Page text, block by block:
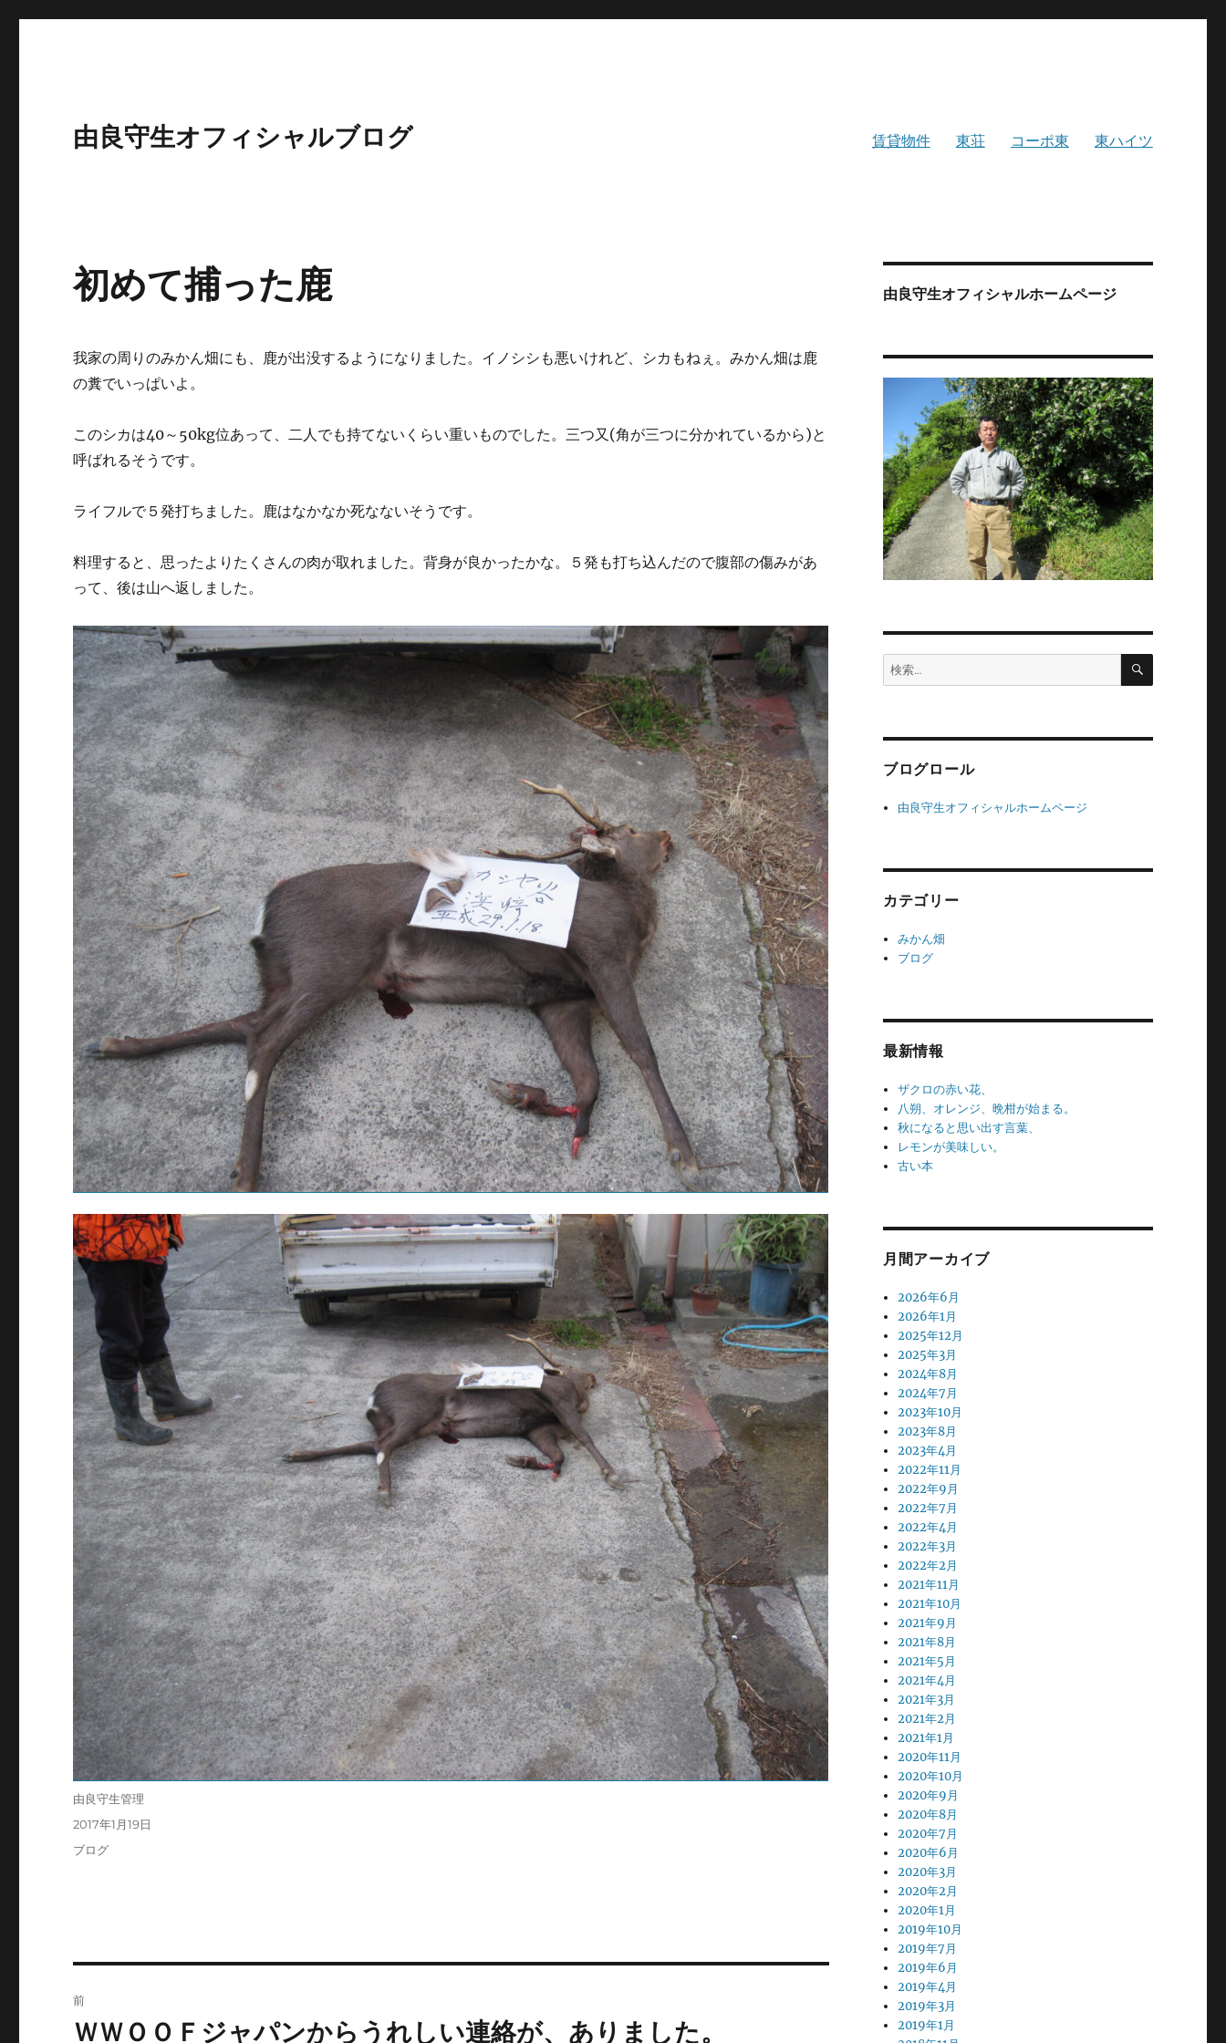
由良守生オフィシャルブログ 賃貸物件 東荘 コーポ東 東ハイツ
初めて捕った鹿
我家の周りのみかん畑にも、鹿が出没するようになりました。イノシシも悪いけれど、シカもねぇ。みかん畑は鹿
の糞でいっぱいよ。
このシカは40～50kg位あって、二人でも持てないくらい重いものでした。三つ又(角が三つに分かれているから)と
呼ばれるそうです。
ライフルで５発打ちました。鹿はなかなか死なないそうです。
料理すると、思ったよりたくさんの肉が取れました。背身が良かったかな。５発も打ち込んだので腹部の傷みがあ
って、後は山へ返しました。
投
由良守生管理
投
稿
2017年1月19日
カ
ブログ
稿
前
前
ＷＷＯＯＦジャパンからうれしい連絡が、ありました。
由良守生オフィシャルホームページ
検
索:
検
ブログロール
由良守生オフィシャルホームページ
カテゴリー
みかん畑
ブログ
最新情報
ザクロの赤い花、
八朔、オレンジ、晩柑が始まる。
秋になると思い出す言葉、
レモンが美味しい。
古い本
月間アーカイブ
2026年6月
2026年1月
2025年12月
2025年3月
2024年8月
2024年7月
2023年10月
2023年8月
2023年4月
2022年11月
2022年9月
2022年7月
2022年4月
2022年3月
2022年2月
2021年11月
2021年10月
2021年9月
2021年8月
2021年5月
2021年4月
2021年3月
2021年2月
2021年1月
2020年11月
2020年10月
2020年9月
2020年8月
2020年7月
2020年6月
2020年3月
2020年2月
2020年1月
2019年10月
2019年7月
2019年6月
2019年4月
2019年3月
2019年1月